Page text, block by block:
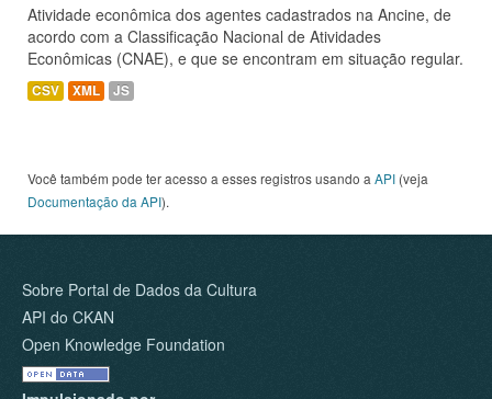
Atividade econômica dos agentes cadastrados na Ancine, de
acordo com a Classificação Nacional de Atividades
Econômicas (CNAE), e que se encontram em situação regular.
CSV XML JS
Você também pode ter acesso a esses registros usando a API (veja
Documentação da API).
Sobre Portal de Dados da Cultura
API do CKAN
Open Knowledge Foundation